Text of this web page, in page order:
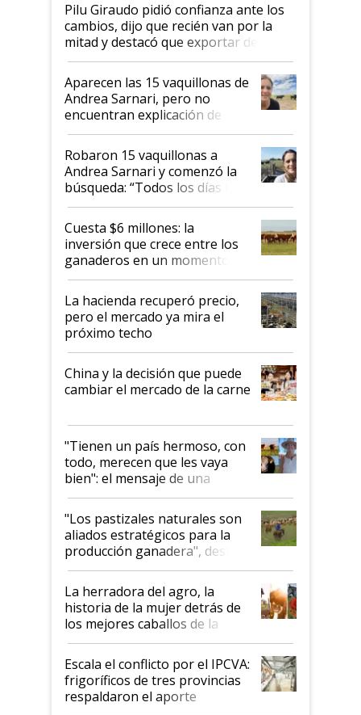
Pilu Giraudo pidió confianza ante los
cambios, dijo que recién van por la
mitad y destacó que exportar dejó de
ser "para unos pocos": "Tenemos un
mandato muy claro del gobierno
nacional"
Aparecen las 15 vaquillonas de
Andrea Sarnari, pero no
encuentran explicación de
cómo llegaron allí
Robaron 15 vaquillonas a
Andrea Sarnari y comenzó la
búsqueda: “Todos los días le
toca a algún productor”
Cuesta $6 millones: la
inversión que crece entre los
ganaderos en un momento
histórico para la actividad
La hacienda recuperó precio,
pero el mercado ya mira el
próximo techo
China y la decisión que puede
cambiar el mercado de la carne
"Tienen un país hermoso, con
todo, merecen que les vaya
bien": el mensaje de una
ganadera uruguaya sobre las
oportunidades que se abren
para el agro en Argentina, con
foco en la carne
"Los pastizales naturales son
aliados estratégicos para la
producción ganadera", destaca
la iniciativa que ya reúne a 46
establecimientos en Argentina
La herradora del agro, la
historia de la mujer detrás de
los mejores caballos de la
Argentina y los mitos que
todavía hacen sufrir a estos
animales: "Mientras me
descalificaban, yo seguí
haciendo currículum"
Escala el conflicto por el IPCVA:
frigoríficos de tres provincias
respaldaron el aporte